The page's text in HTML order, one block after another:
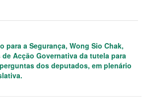
para a Segurança, Wong Sio Chak,
Acção Governativa da tutela para
dos deputados, em plenário